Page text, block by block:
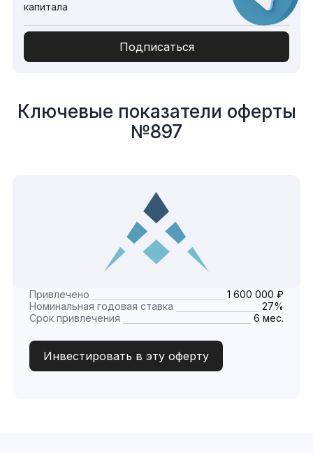
капитала
Подписаться
Ключевые показатели оферты
№897
Привлечено
1 600 000 ₽
Номинальная годовая ставка
27%
Срок привлечения
6 мес.
Инвестировать в эту оферту